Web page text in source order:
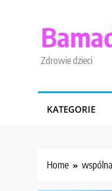
Zdrowie dzieci
KATEGORIE
Home